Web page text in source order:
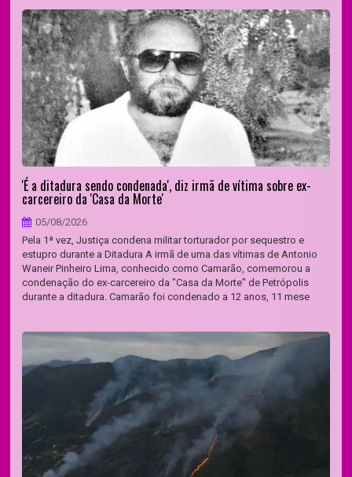
'É a ditadura sendo condenada', diz irmã de vítima sobre ex-
carcereiro da 'Casa da Morte'
05/08/2026
Pela 1ª vez, Justiça condena militar torturador por sequestro e
estupro durante a Ditadura A irmã de uma das vítimas de Antonio
Waneir Pinheiro Lima, conhecido como Camarão, comemorou a
condenação do ex-carcereiro da "Casa da Morte" de Petrópolis
durante a ditadura. Camarão foi condenado a 12 anos, 11 mese